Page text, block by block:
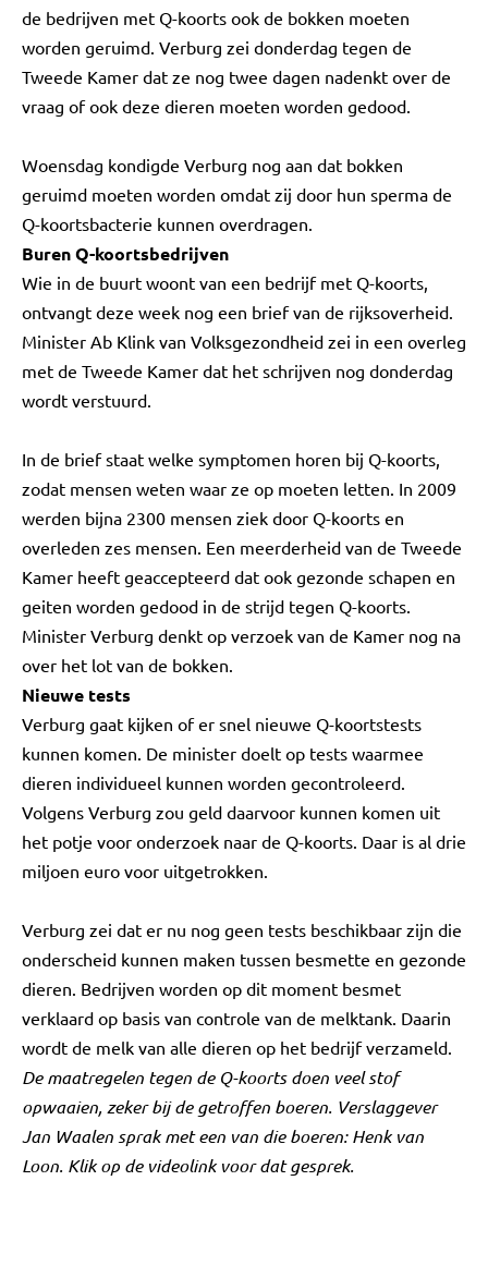
de bedrijven met Q-koorts ook de bokken moeten
worden geruimd. Verburg zei donderdag tegen de
Tweede Kamer dat ze nog twee dagen nadenkt over de
vraag of ook deze dieren moeten worden gedood.
Woensdag kondigde Verburg nog aan dat bokken
geruimd moeten worden omdat zij door hun sperma de
Q-koortsbacterie kunnen overdragen.
Buren Q-koortsbedrijven
Wie in de buurt woont van een bedrijf met Q-koorts,
ontvangt deze week nog een brief van de rijksoverheid.
Minister Ab Klink van Volksgezondheid zei in een overleg
met de Tweede Kamer dat het schrijven nog donderdag
wordt verstuurd.
In de brief staat welke symptomen horen bij Q-koorts,
zodat mensen weten waar ze op moeten letten. In 2009
werden bijna 2300 mensen ziek door Q-koorts en
overleden zes mensen. Een meerderheid van de Tweede
Kamer heeft geaccepteerd dat ook gezonde schapen en
geiten worden gedood in de strijd tegen Q-koorts.
Minister Verburg denkt op verzoek van de Kamer nog na
over het lot van de bokken.
Nieuwe tests
Verburg gaat kijken of er snel nieuwe Q-koortstests
kunnen komen. De minister doelt op tests waarmee
dieren individueel kunnen worden gecontroleerd.
Volgens Verburg zou geld daarvoor kunnen komen uit
het potje voor onderzoek naar de Q-koorts. Daar is al drie
miljoen euro voor uitgetrokken.
Verburg zei dat er nu nog geen tests beschikbaar zijn die
onderscheid kunnen maken tussen besmette en gezonde
dieren. Bedrijven worden op dit moment besmet
verklaard op basis van controle van de melktank. Daarin
wordt de melk van alle dieren op het bedrijf verzameld.
De maatregelen tegen de Q-koorts doen veel stof
opwaaien, zeker bij de getroffen boeren. Verslaggever
Jan Waalen sprak met een van die boeren: Henk van
Loon. Klik op de videolink voor dat gesprek.